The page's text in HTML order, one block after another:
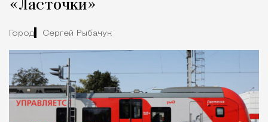
«Ласточки»
Город Сергей Рыбачук